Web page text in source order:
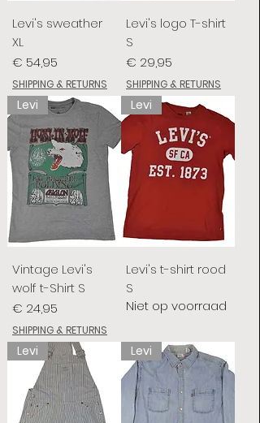
Levi's sweather
XL
Prijs
€ 54,95
SHIPPING & RETURNS
Levi's logo T-shirt
S
Prijs
€ 29,95
SHIPPING & RETURNS
Levi
Vintage Levi's
wolf t-Shirt S
Prijs
€ 24,95
SHIPPING & RETURNS
Levi
Levi's t-shirt rood
S
Niet op voorraad
Levi Levi